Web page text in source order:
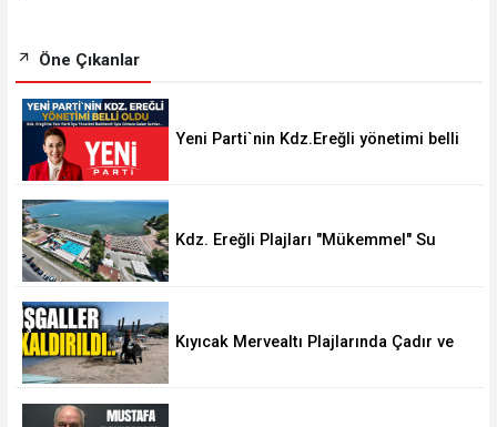
Öne Çıkanlar
Yeni Parti`nin Kdz.Ereğli yönetimi belli
Kdz. Ereğli Plajları "Mükemmel" Su
Kıyıcak Mervealtı Plajlarında Çadır ve